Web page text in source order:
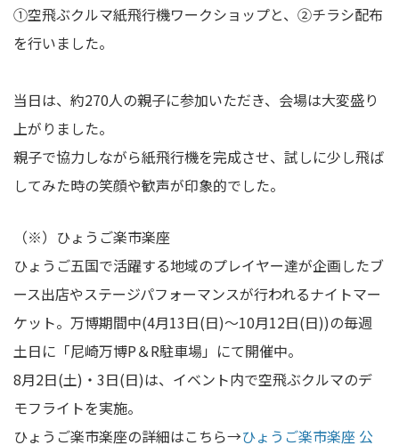
①空飛ぶクルマ紙飛行機ワークショップと、②チラシ配布
を行いました。
当日は、約270人の親子に参加いただき、会場は大変盛り
上がりました。
親子で協力しながら紙飛行機を完成させ、試しに少し飛ば
してみた時の笑顔や歓声が印象的でした。
（※）ひょうご楽市楽座
ひょうご五国で活躍する地域のプレイヤー達が企画したブ
ース出店やステージパフォーマンスが行われるナイトマー
ケット。万博期間中(4月13日(日)～10月12日(日))の毎週
土日に「尼崎万博P＆R駐車場」にて開催中。
8月2日(土)・3日(日)は、イベント内で空飛ぶクルマのデ
モフライトを実施。
ひょうご楽市楽座の詳細はこちら→ひょうご楽市楽座 公